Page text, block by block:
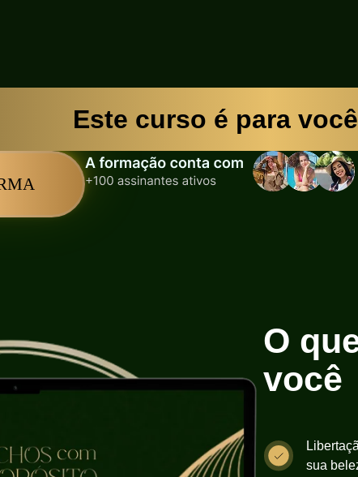
Este curso é para você
O
você
sua